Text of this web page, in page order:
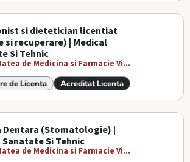
si dietetician licentiat
si recuperare) | Medical
Si Tehnic
de Medicina si Farmacie Vi...
de Licenta Acreditat Licenta
Dentara (Stomatologie) |
Sanatate Si Tehnic
de Medicina si Farmacie Vi...